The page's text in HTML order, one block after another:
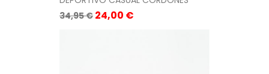
Precio
34,95 € Precio
24,00 €